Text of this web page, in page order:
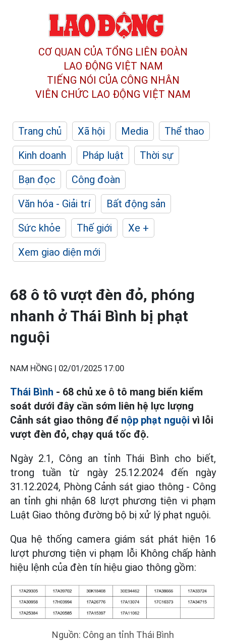
CƠ QUAN CỦA TỔNG LIÊN ĐOÀN
LAO ĐỘNG VIỆT NAM
TIẾNG NÓI CỦA CÔNG NHÂN
VIÊN CHỨC LAO ĐỘNG VIỆT NAM
Trang chủ Xã hội Media
Thể thao
Kinh doanh
Pháp luật
Thời sự
Bạn đọc
Công đoàn
Văn hóa - Giải trí
Bất động sản
Sức khỏe
Thế giới
Xe +
Xem giao diện mới
68 ô tô vượt đèn đỏ, phóng
nhanh ở Thái Bình bị phạt
nguội
NAM HỒNG | 02/01/2025 17:00
Thái Bình - 68 chủ xe ô tô mang biển kiểm
soát dưới đây cần sớm liên hệ lực lượng
Cảnh sát giao thông để nộp phạt nguội vì lỗi
vượt đèn đỏ, chạy quá tốc độ.
Ngày 2.1, Công an tỉnh Thái Bình cho biết,
trong tuần từ ngày 25.12.2024 đến ngày
31.12.2024, Phòng Cảnh sát giao thông - Công
an tỉnh ghi nhận 68 lượt phương tiện vi phạm
Luật Giao thông đường bộ bị xử lý phạt nguội.
Qua hệ thống camera giám sát phát hiện 16
lượt phương tiện vi phạm lỗi Không chấp hành
hiệu lệnh của đèn tín hiệu giao thông gồm:
Nguồn: Công an tỉnh Thái Bình